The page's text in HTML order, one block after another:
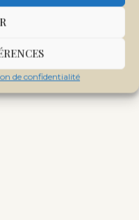
de confidentialité